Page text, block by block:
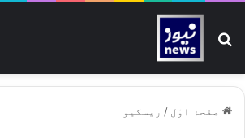
تلاش کیجیے
صفحۂ اوّل / ریسکیو